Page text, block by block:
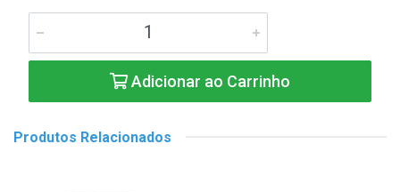
Adicionar ao Carrinho
Produtos Relacionados